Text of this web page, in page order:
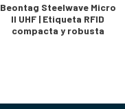
Beontag Steelwave Micro
II UHF | Etiqueta RFID
compacta y robusta